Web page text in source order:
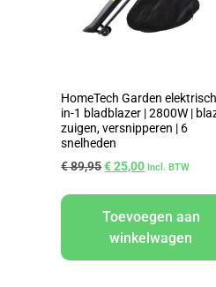
HomeTech Garden
in-1 bladblazer | 2800W |
zuigen, versnipperen | 6
snelheden
€89,95€25,00 Incl. BTW
Toevoegen aan
winkelwagen